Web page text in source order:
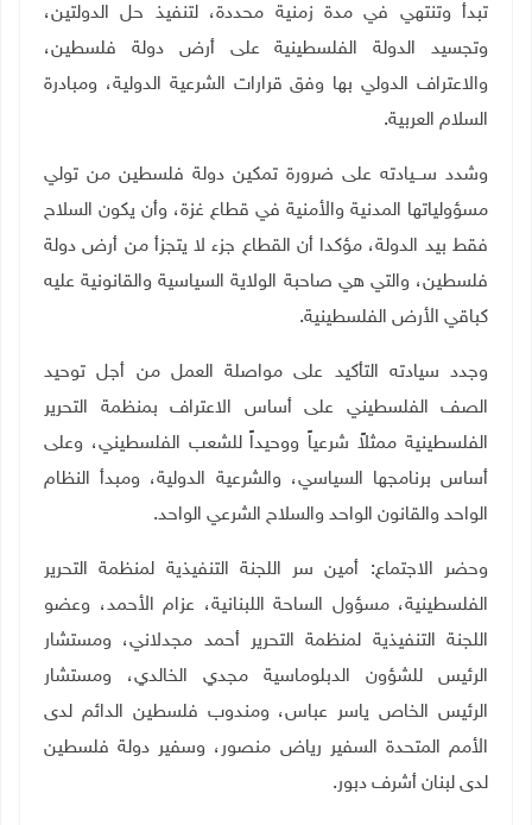
تبدأ وتنتهي في مدة زمنية محددة، لتنفيذ حل الدولتين،
وتجسيد الدولة الفلسطينية على أرض دولة فلسطين،
والاعتراف الدولي بها وفق قرارات الشرعية الدولية، ومبادرة
السلام العربية.
وشدد ســـيادته على ضرورة تمكين دولة فلسطين من تولي
مسؤولياتها المدنية والأمنية في قطاع غزة، وأن يكون السلاح
فقط بيد الدولة، مؤكدا أن القطاع جزء لا يتجزأ من أرض دولة
فلسطين، والتي هي صاحبة الولاية السياسية والقانونية عليه
كباقي الأرض الفلسطينية.
وجدد سيادته التأكيد على مواصلة العمل من أجل توحيد
الصف الفلسطيني على أساس الاعتراف بمنظمة التحرير
الفلسطينية ممثلاً شرعياً ووحيداً للشعب الفلسطيني، وعلى
أساس برنامجها السياسي، والشرعية الدولية، ومبدأ النظام
الواحد والقانون الواحد والسلاح الشرعي الواحد.
وحضر الاجتماع: أمين سر اللجنة التنفيذية لمنظمة التحرير
الفلسطينية، مسؤول الساحة اللبنانية، عزام الأحمد، وعضو
اللجنة التنفيذية لمنظمة التحرير أحمد مجدلاني، ومستشار
الرئيس للشؤون الدبلوماسية مجدي الخالدي، ومستشار
الرئيس الخاص ياسر عباس، ومندوب فلسطين الدائم لدى
الأمم المتحدة السفير رياض منصور، وسفير دولة فلسطين
لدى لبنان أشرف دبور.